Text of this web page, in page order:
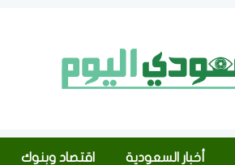
أخبار السعودية اقتصاد وبنوك